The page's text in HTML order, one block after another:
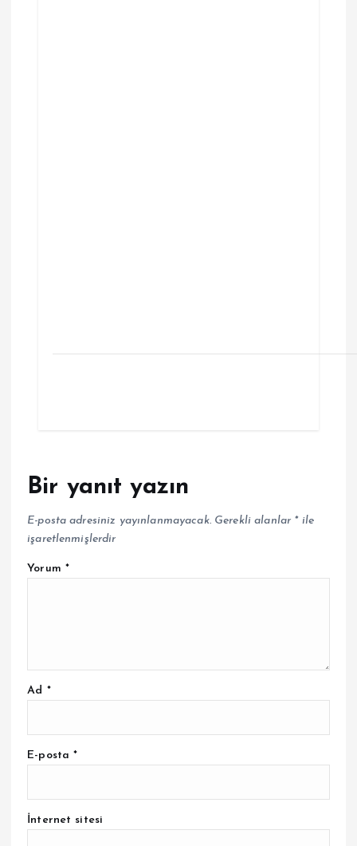
Bir yanıt yazın
E-posta adresiniz yayınlanmayacak. Gerekli alanlar *ile
işaretlenmişlerdir
Yorum *
Ad *
E-posta*
İnternet sitesi